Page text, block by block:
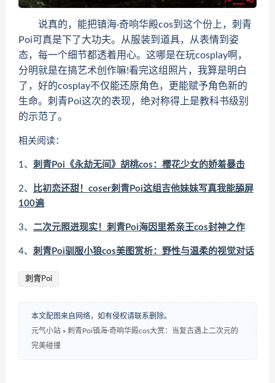
说真的，能把镇海·奇响华殿cos到这个份上，刺青
Poi可真是下了大功夫。从服装到道具，从表情到姿
态，每一个细节都透着用心。这哪是在玩cosplay啊，
分明就是在搞艺术创作嘛!看完这组照片，我算是明白
了，好的cosplay不仅能还原角色，更能赋予角色新的
生命。刺青Poi这次的表现，绝对称得上是教科书级别
的示范了。
相关阅读：
1、 刺青Poi《永劫无间》胡桃cos：樱花少女的娇羞暴击
2、 比初恋还甜！coser刺青Poi这组吉他妹妹写真我能舔屏
100遍
3、 二次元照进现实！刺青Poi海因里希亲王cos封神之作
4、 刺青Poi驯服小狼cos美图赏析：野性与温柔的视觉对话
刺青Poi
本文配图来自网络，如有侵权请联系删除。
元气小站 » 刺青Poi镇海·奇响华殿cos大赏：当复古遇上二次元的
完美碰撞